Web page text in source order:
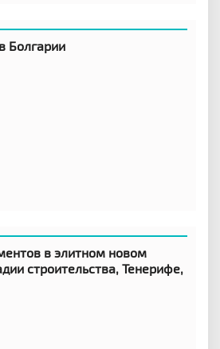
Болгарии
в элитном новом
строительства, Тенерифе,